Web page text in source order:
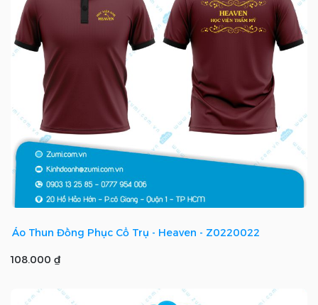
Áo Thun Đồng Phục Cổ Trụ - Heaven - Z0220022
108.000 ₫